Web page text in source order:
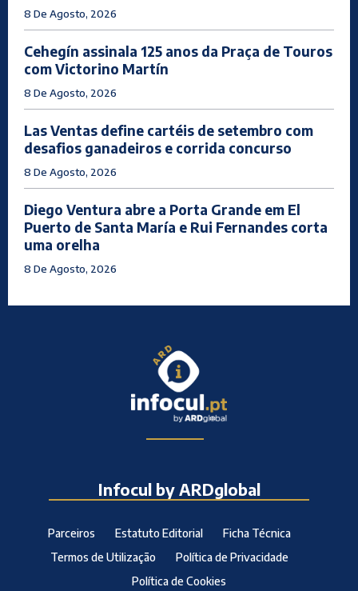
8 De Agosto, 2026
Cehegín assinala 125 anos da Praça de Touros
com Victorino Martín
8 De Agosto, 2026
Las Ventas define cartéis de setembro com
desafios ganadeiros e corrida concurso
8 De Agosto, 2026
Diego Ventura abre a Porta Grande em El
Puerto de Santa María e Rui Fernandes corta
uma orelha
8 De Agosto, 2026
Infocul by ARDglobal
Parceiros Estatuto Editorial
Ficha Técnica
Termos de Utilização
Política de Privacidade
Política de Cookies